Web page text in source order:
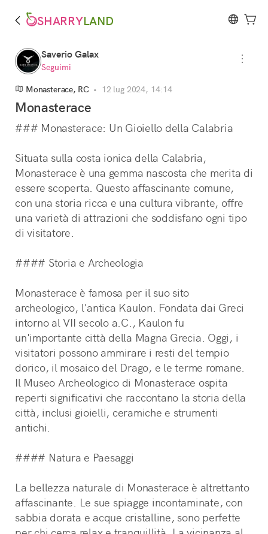
SHARRYLAND
Saverio Galax
Seguimi
Monasterace, RC• 12 lug 2024, 14:14
Monasterace
### Monasterace: Un Gioiello della Calabria
Situata sulla costa ionica della Calabria,
Monasterace è una gemma nascosta che merita di
essere scoperta. Questo affascinante comune,
con una storia ricca e una cultura vibrante, offre
una varietà di attrazioni che soddisfano ogni tipo
di visitatore.
#### Storia e Archeologia
Monasterace è famosa per il suo sito
archeologico, l'antica Kaulon. Fondata dai Greci
intorno al VII secolo a.C., Kaulon fu
un'importante città della Magna Grecia. Oggi, i
visitatori possono ammirare i resti del tempio
dorico, il mosaico del Drago, e le terme romane.
Il Museo Archeologico di Monasterace ospita
reperti significativi che raccontano la storia della
città, inclusi gioielli, ceramiche e strumenti
antichi.
#### Natura e Paesaggi
La bellezza naturale di Monasterace è altrettanto
affascinante. Le sue spiagge incontaminate, con
sabbia dorata e acque cristalline, sono perfette